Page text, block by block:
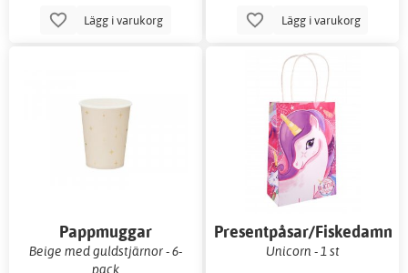
Lägg i varukorg Lägg i varukorg
Pappmuggar
Beige med guldstjärnor - 6-
pack
Presentpåsar/
Unicorn - 1 st